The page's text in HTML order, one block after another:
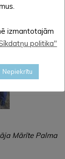
Mārīte Palma
izmantotajām
politika"
Nepiekrītu